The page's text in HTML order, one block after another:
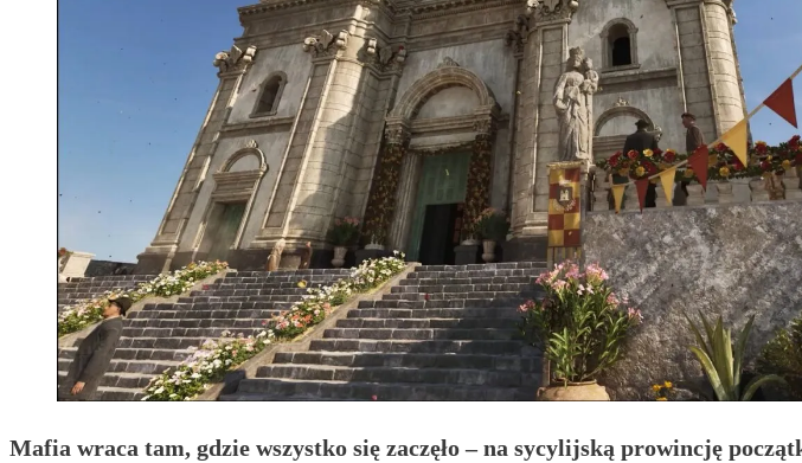
Mafia wraca tam, gdzie wszystko się zaczęło – na sycylijską prowincję